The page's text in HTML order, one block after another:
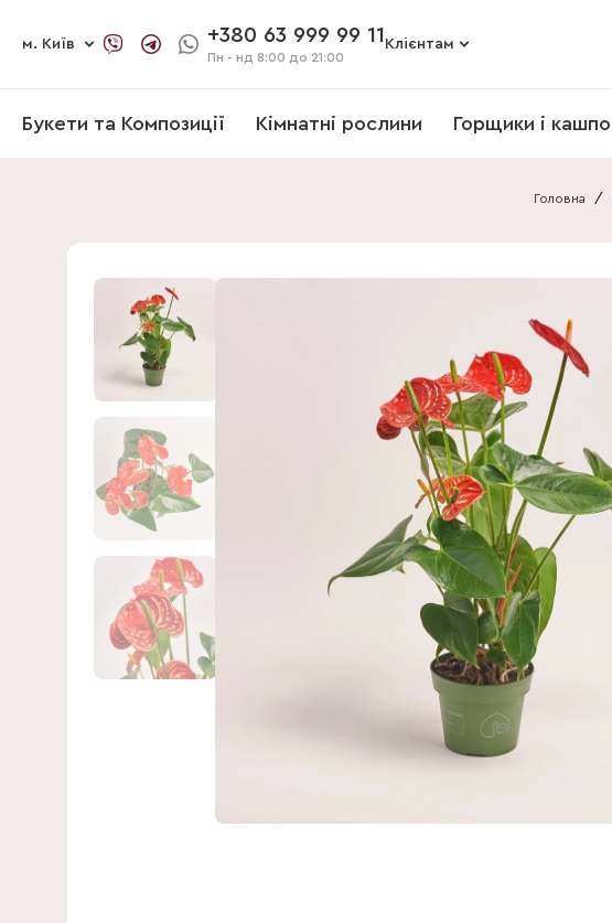
м. Київ +380 63 999 99 11
Пн - нд 8:00 до 21:00
Клієнтам
Букети та Композиції Кімнатні рослини Горщики і кашпо
Головна /